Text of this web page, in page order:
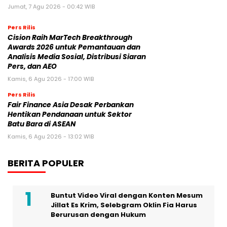
Jumat, 7 Agu 2026 - 00:42 WIB
Pers Rilis
Cision Raih MarTech Breakthrough
Awards 2026 untuk Pemantauan dan
Analisis Media Sosial, Distribusi Siaran
Pers, dan AEO
Kamis, 6 Agu 2026 - 17:00 WIB
Pers Rilis
Fair Finance Asia Desak Perbankan
Hentikan Pendanaan untuk Sektor
Batu Bara di ASEAN
Kamis, 6 Agu 2026 - 13:02 WIB
BERITA POPULER
Buntut Video Viral dengan Konten Mesum
Jillat Es Krim, Selebgram Oklin Fia Harus
Berurusan dengan Hukum